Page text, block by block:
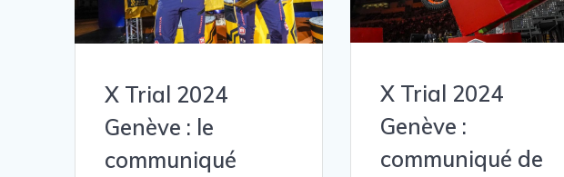
X Trial 2024
Genève : le
communiqué
X Trial 2024
Genève :
communiqué de